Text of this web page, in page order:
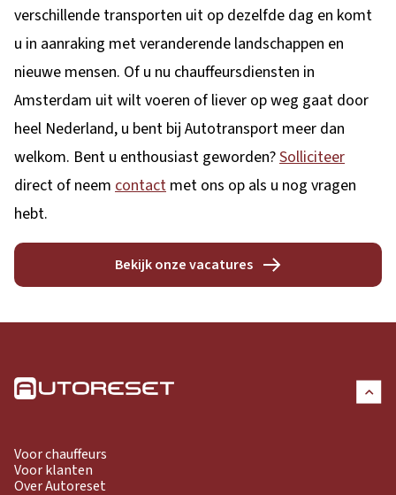
verschillende transporten uit op dezelfde dag en komt
u in aanraking met veranderende landschappen en
nieuwe mensen. Of u nu chauffeursdiensten in
Amsterdam uit wilt voeren of liever op weg gaat door
heel Nederland, u bent bij Autotransport meer dan
welkom. Bent u enthousiast geworden?Solliciteer
direct of neem contact met ons op als u nog vragen
hebt.
Bekijk onze vacatures
Voor chauffeurs
Voor klanten
Over Autoreset